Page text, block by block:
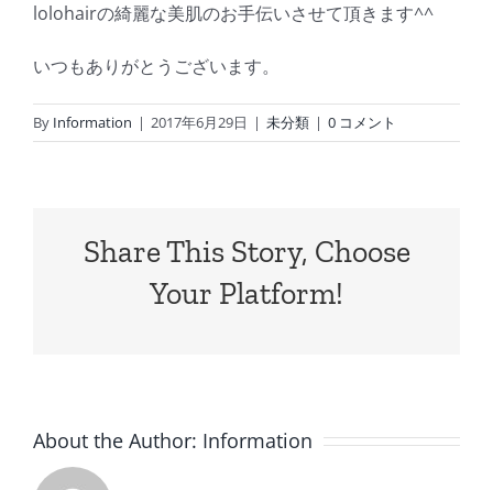
lolohairの綺麗な美肌のお手伝いさせて頂きます^^
いつもありがとうございます。
By Information | 2017年6月29日 | 未分類 | 0 コメント
Share This Story, Choose
Your Platform!
About the Author: Information